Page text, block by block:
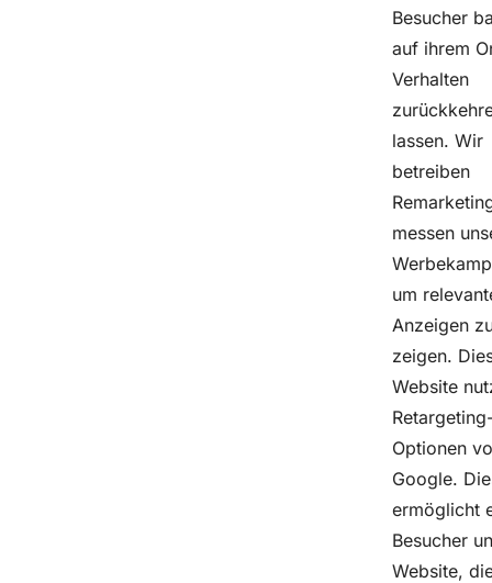
Besucher
auf ihrem
Verhalten
lassen. Wir
betreiben
messen
um
Anzeigen
zeigen.
Website
Optionen
Google.
ermöglicht
Besucher
Website,